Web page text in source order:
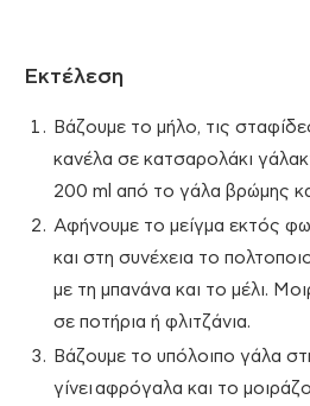
Εκτέλεση
Βάζουμε το μήλο, τις
κανέλα σε κατσαρολάκι
200 ml από το γάλα βρώμης
Αφήνουμε το μείγμα εκτός
και στη συνέχεια το
με τη μπανάνα και το μέλι.
σε ποτήρια ή φλιτζάνια.
Βάζουμε το υπόλοιπο γάλα
γίνει αφρόγαλα και το